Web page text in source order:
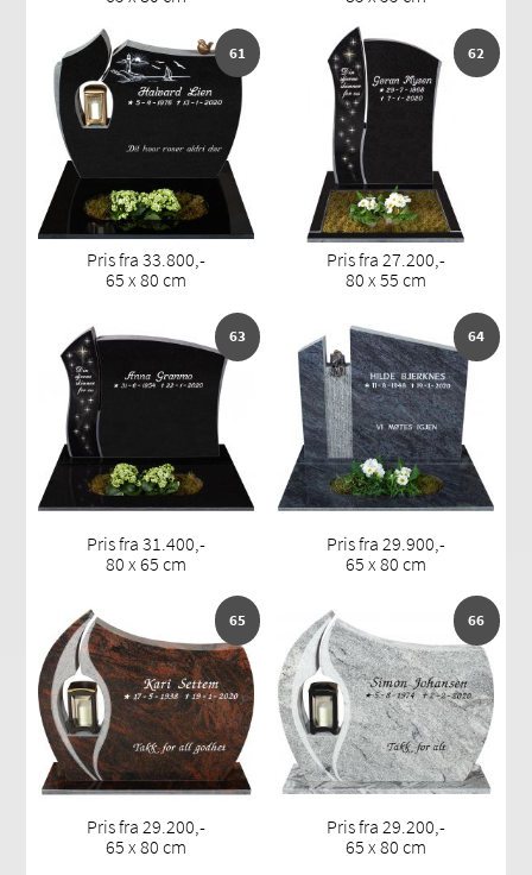
61
Pris fra 33.800,-
65 x 80 cm
62
Pris fra 27.200,-
80 x 55 cm
63
Pris fra 31.400,-
80 x 65 cm
64
Pris fra 29.900,-
65 x 80 cm
65
Pris fra 29.200,-
65 x 80 cm
66
Pris fra 29.200,-
65 x 80 cm